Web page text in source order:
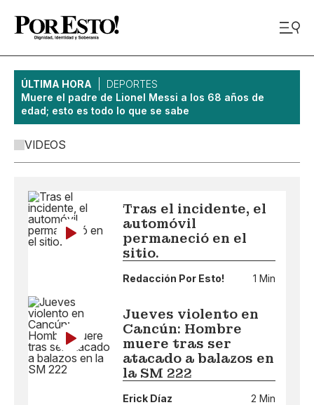
ÚLTIMA HORA
DEPORTES
Muere el padre de Lionel Messi a los 68 años de
edad; esto es todo lo que se sabe
VIDEOS
Tras el incidente, el
automóvil
permaneció en el
sitio.
Redacción Por Esto! 1 Min
Jueves violento en
Cancún: Hombre
muere tras ser
atacado a balazos en
la SM 222
Erick Díaz 2 Min